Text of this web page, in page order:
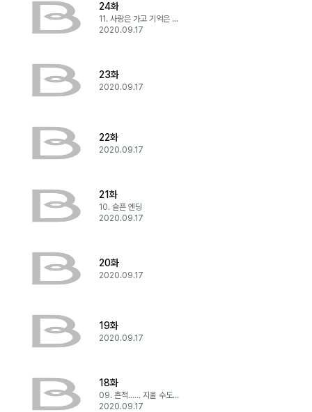
24화
11. 사랑은 가고 기억은 잊혀지고
2020.09.17
23화
2020.09.17
22화
2020.09.17
21화
10. 슬픈 엔딩
2020.09.17
20화
2020.09.17
19화
2020.09.17
18화
09. 흔적…… 지울 수도 간직할 수도 없는
2020.09.17